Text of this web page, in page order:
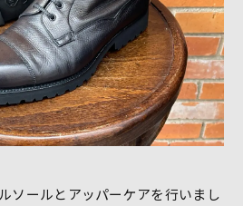
ソールとアッパーケアを行いまし